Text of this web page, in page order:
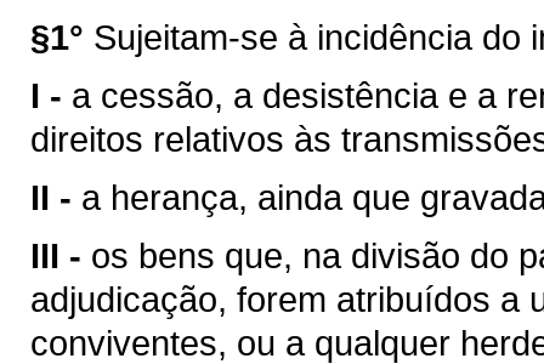
§1° Sujeitam-se à incidência do
I - a cessão, a desistência e a
direitos relativos às
II - a herança, ainda que
III - os bens que, na divisão do
adjudicação, forem atribuídos a
conviventes, ou a qualquer